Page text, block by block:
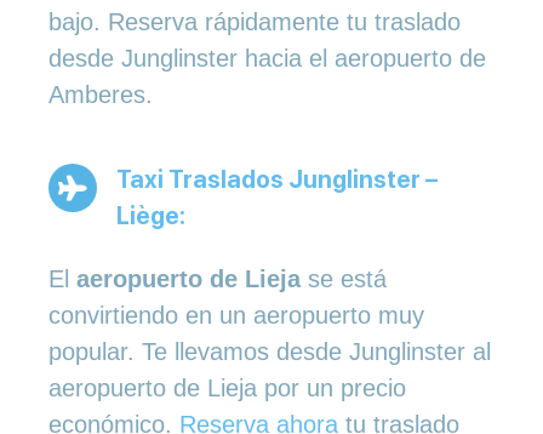
bajo. Reserva rápidamente tu traslado
desde Junglinster hacia el aeropuerto de
Amberes.
Taxi Traslados Junglinster –
Liège:
El aeropuerto de Liejase está
convirtiendo en un aeropuerto muy
popular. Te llevamos desde Junglinster al
aeropuerto de Lieja por un precio
económico. Reserva ahora tu traslado